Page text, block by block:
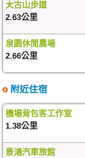
大古山步道
2.63公里
泉園休閒農場
2.66公里
附近住宿
機場背包客工作室
1.38公里
景鴻汽車旅館